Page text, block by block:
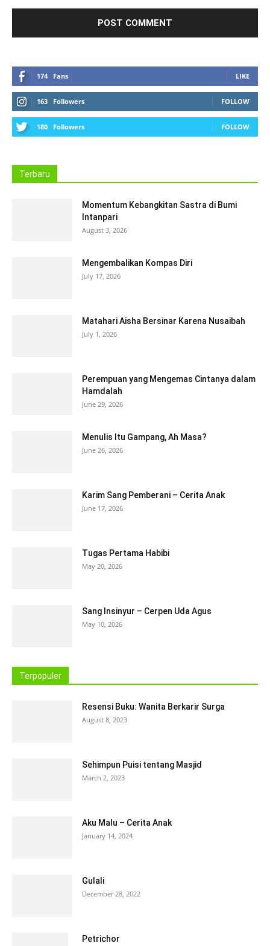
174 Fans LIKE
163 Followers FOLLOW
180 Followers FOLLOW
Terbaru
Momentum Kebangkitan Sastra di Bumi
Intanpari
August 3, 2026
Mengembalikan Kompas Diri
July 17, 2026
Matahari Aisha Bersinar Karena Nusaibah
July 1, 2026
Perempuan yang Mengemas Cintanya dalam
Hamdalah
June 29, 2026
Menulis Itu Gampang, Ah Masa?
June 26, 2026
Karim Sang Pemberani – Cerita Anak
June 17, 2026
Tugas Pertama Habibi
May 20, 2026
Sang Insinyur – Cerpen Uda Agus
May 10, 2026
Terpopuler
Resensi Buku: Wanita Berkarir Surga
August 8, 2023
Sehimpun Puisi tentang Masjid
March 2, 2023
Aku Malu – Cerita Anak
January 14, 2024
Gulali
December 28, 2022
Petrichor